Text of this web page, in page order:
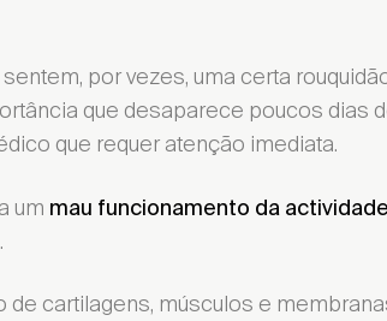
por vezes, uma certa
que desaparece poucos dias
que requer atenção imediata.
um mau funcionamento da
de cartilagens, músculos e